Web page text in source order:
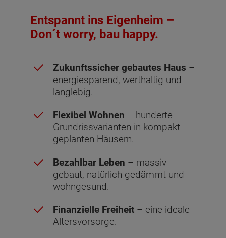
Entspannt ins Eigenheim –
Don´t worry, bau happy.
Zukunftssicher gebautes Haus –
energiesparend, werthaltig und
langlebig.
Flexibel Wohnen – hunderte
Grundrissvarianten in kompakt
geplanten Häusern.
Bezahlbar Leben – massiv
gebaut, natürlich gedämmt und
wohngesund.
Finanzielle Freiheit – eine ideale
Altersvorsorge.